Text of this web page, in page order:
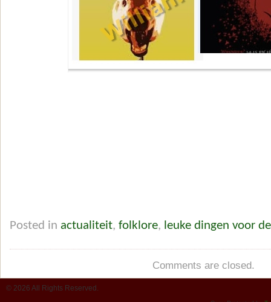
Posted in actualiteit, folklore, leuke dingen voor
Comments are closed.
© 2026 All Rights Reserved.